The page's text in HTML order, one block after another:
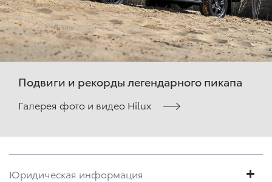
Подвиги и рекорды легендарного пикапа
Галерея фото и видео Hilux
Юридическая информация